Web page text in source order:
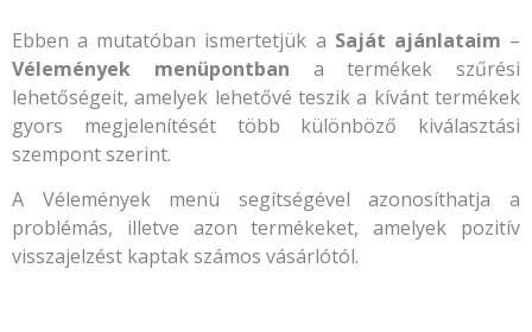
Ebben a mutatóban ismertetjük a Saját ajánlataim –
Vélemények menüpontban a termékek szűrési
lehetőségeit, amelyek lehetővé teszik a kívánt termékek
gyors megjelenítését több különböző kiválasztási
szempont szerint.
A Vélemények menü segítségével azonosíthatja a
problémás, illetve azon termékeket, amelyek pozitív
visszajelzést kaptak számos vásárlótól.